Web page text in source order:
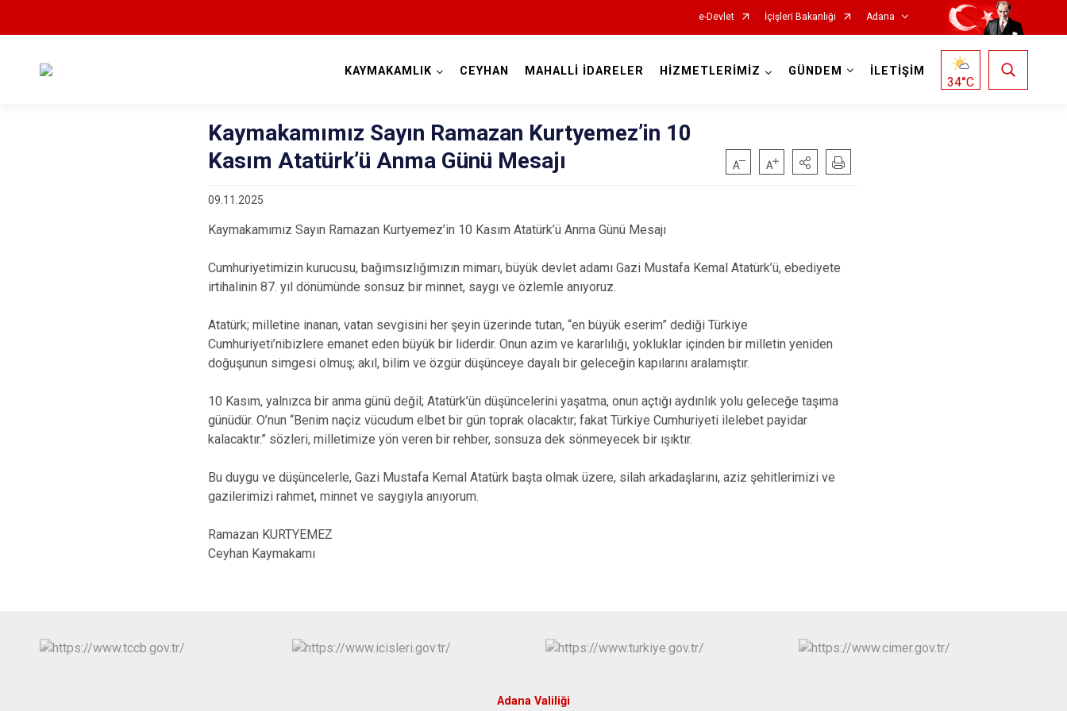
e-Devlet İçişleri Bakanlığı Adana
Aladağ
Ceyhan
İmamoğlu
Karaisalı
Karataş
Kozan
Pozantı
Seyhan
Yüreğir
Çukurova
KAYMAKAMLIK CEYHAN MAHALLİ İDARELER HİZMETLERİMİZ GÜNDEM İLETİŞİM
34°C
Kaymakamımız Sayın Ramazan Kurtyemez’in 10
Kasım Atatürk’ü Anma Günü Mesajı
09.11.2025
Kaymakamımız Sayın Ramazan Kurtyemez’in 10 Kasım Atatürk’ü Anma Günü Mesajı
Cumhuriyetimizin kurucusu, bağımsızlığımızın mimarı, büyük devlet adamı Gazi Mustafa Kemal Atatürk’ü, ebediyete
irtihalinin 87. yıl dönümünde sonsuz bir minnet, saygı ve özlemle anıyoruz.
Atatürk; milletine inanan, vatan sevgisini her şeyin üzerinde tutan, “en büyük eserim” dediği Türkiye
Cumhuriyeti’nibizlere emanet eden büyük bir liderdir. Onun azim ve kararlılığı, yokluklar içinden bir milletin yeniden
doğuşunun simgesi olmuş; akıl, bilim ve özgür düşünceye dayalı bir geleceğin kapılarını aralamıştır.
10 Kasım, yalnızca bir anma günü değil; Atatürk’ün düşüncelerini yaşatma, onun açtığı aydınlık yolu geleceğe taşıma
günüdür. O’nun “Benim naçiz vücudum elbet bir gün toprak olacaktır; fakat Türkiye Cumhuriyeti ilelebet payidar
kalacaktır.” sözleri, milletimize yön veren bir rehber, sonsuza dek sönmeyecek bir ışıktır.
Bu duygu ve düşüncelerle, Gazi Mustafa Kemal Atatürk başta olmak üzere, silah arkadaşlarını, aziz şehitlerimizi ve
gazilerimizi rahmet, minnet ve saygıyla anıyorum.
Ramazan KURTYEMEZ
Ceyhan Kaymakamı
Adana Valiliği